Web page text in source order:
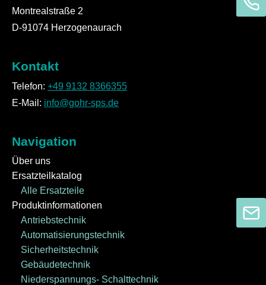
Montrealstraße 2
D-91074 Herzogenaurach
Kontakt
Telefon: +49 9132 8366355
E-Mail: info@gohr-sps.de
Navigation
Über uns
Ersatzteilkatalog
Alle Ersatzteile
Produktinformationen
Antriebstechnik
Automatisierungstechnik
Sicherheitstechnik
Gebäudetechnik
Niederspannungs- Schalttechnik